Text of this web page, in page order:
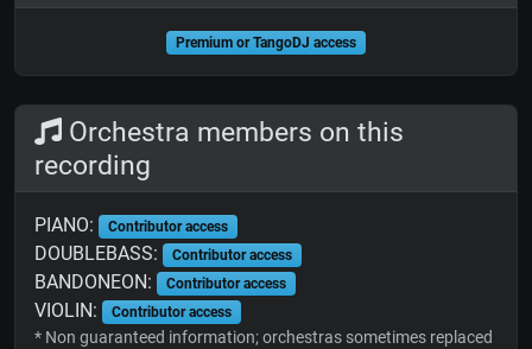
Premium or TangoDJ access
Orchestra members on this
recording
PIANO: Contributor access
DOUBLEBASS: Contributor access
BANDONEON: Contributor access
VIOLIN: Contributor access
* Non guaranteed information; orchestras sometimes replaced